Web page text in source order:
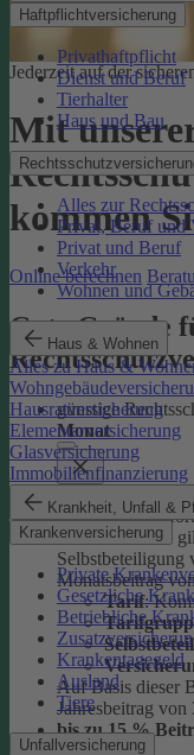
Haftpflichtversicherung
Privathaftpflicht
Dienst und Beruf
Tierhalter
Haus und Bau
Alles zur
Privat, Beruf und
Privat und Beruf
Verkehr
Wohnen und
Haus & Wohnen
Alles zu Haus &
Hausratversicherung
Elementarversicherung
Glasversicherung
Immobilienfinanzierung
Krankheit, Unfall &
Krankenversicherung
Private
Gesetzliche
Betriebliche
Krankentagegeld
Ausland
Tiere
Unfallversicherung
Jederzeit auf der
Mit
kommen
Online berechnen
Gute Gründe
günstige
Monat
Unseren
Variante
abschließen. Es
Selbstbeteiligung
Monatsbeitrag
Tarif:
Auf Basis dieser
Jahresbeitrag von
bis zu 15 %